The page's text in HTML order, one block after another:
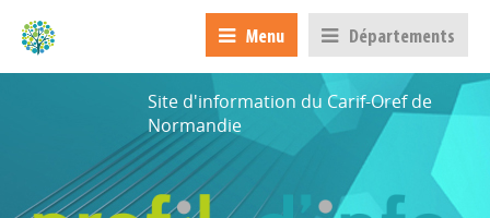
Menu Départements
Site d'information du Carif-Oref de
Normandie